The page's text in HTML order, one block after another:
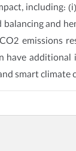
including:
and
emissions
have
smart climate